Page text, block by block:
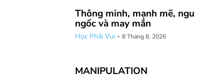
Thông minh, mạnh mẽ, ngu
ngốc và may mắn
Học Phải Vui - 8 Tháng 8, 2026
MANIPULATION